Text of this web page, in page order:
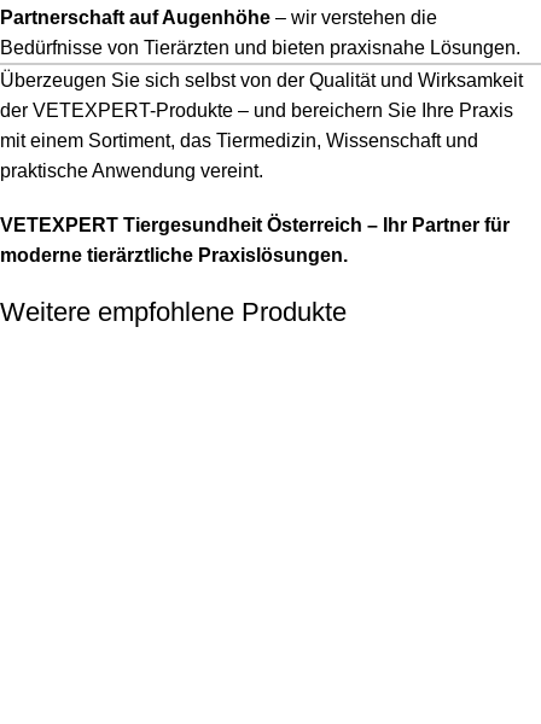
Partnerschaft auf Augenhöhe – wir verstehen die
Bedürfnisse von Tierärzten und bieten praxisnahe Lösungen.
Überzeugen Sie sich selbst von der Qualität und Wirksamkeit
der VETEXPERT-Produkte – und bereichern Sie Ihre Praxis
mit einem Sortiment, das Tiermedizin, Wissenschaft und
praktische Anwendung vereint.
VETEXPERT Tiergesundheit Österreich – Ihr Partner für
moderne tierärztliche Praxislösungen.
Weitere empfohlene Produkte